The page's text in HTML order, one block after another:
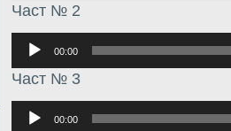
Част № 2
Аудиоплеер
00:00
Част № 3
Аудиоплеер
00:00